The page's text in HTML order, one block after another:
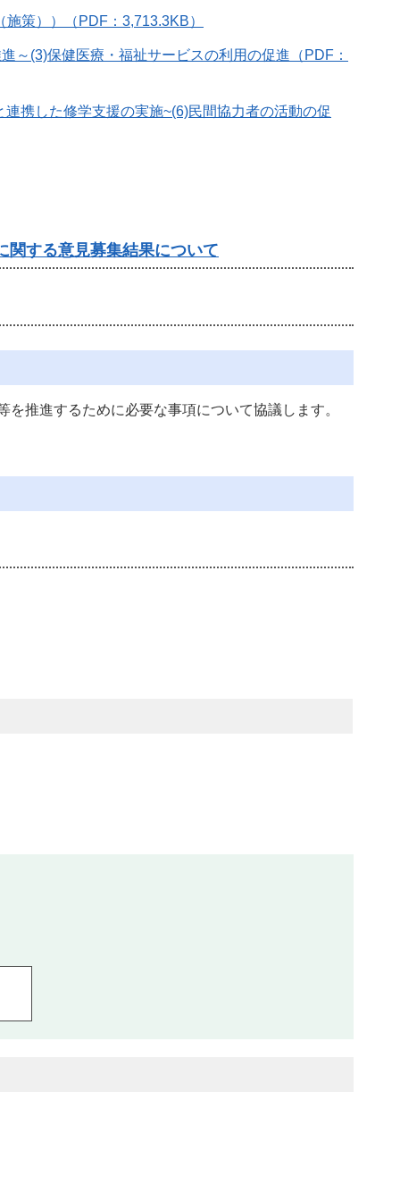
策））（PDF：3,713.3KB）
～(3)保健医療・福祉サービスの利用の促進（PDF：
携した修学支援の実施~(6)民間協力者の活動の促
関する意見募集結果について
推進するために必要な事項について協議します。